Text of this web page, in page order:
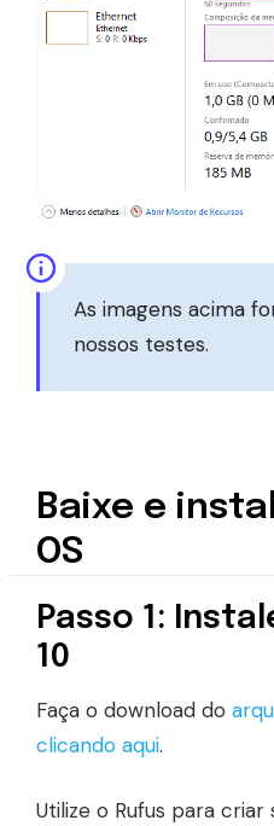
As imagens acima
nossos testes.
Baixe e
OS
Passo 1:
10
Faça o download do
clicando aqui.
Utilize o Rufus para